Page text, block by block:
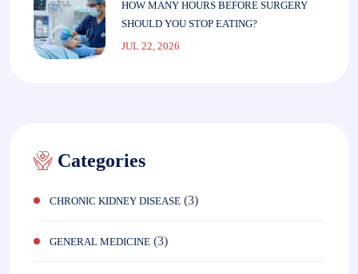
HOW MANY HOURS BEFORE SURGERY
SHOULD YOU STOP EATING?
JUL 22, 2026
Categories
CHRONIC KIDNEY DISEASE (3)
GENERAL MEDICINE (3)